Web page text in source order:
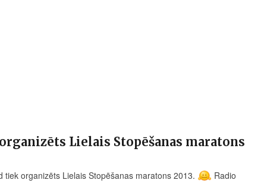
Lielais Stopēšanas maratons
tiek organizēts Lielais Stopēšanas maratons 2013.
Radio